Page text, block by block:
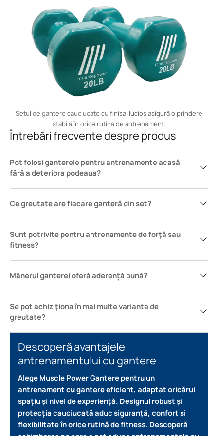
Setul de gantere cauciucate cu finisaj lucios asigură o prindere
stabilă în orice rutină de antrenament.
Întrebări frecvente despre produs
Pot folosi ganterele pentru antrenamente acasă
fără a deteriora podeaua?
Ce greutate are fiecare ganteră din set?
Sunt potrivite pentru antrenamente de forță sau
fitness?
Mânerul ganterei oferă aderență bună?
Se pot achiziționa în mai multe variante de
greutate?
Descoperă avantajele
antrenamentului cu gantere
Alege Muscle Power Gantere pentru un
antrenament cu gantere eficient, adaptat oricărui
spațiu și nivel de experiență. Designul robust și
protecția cauciucată aduc siguranță, confort și
flexibilitate în orice rutină de fitness. Descoperă